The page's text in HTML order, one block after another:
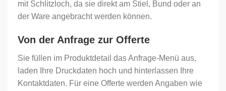
mit Schlitzloch, da sie direkt am Stiel, Bund oder an
der Ware angebracht werden können.
Von der Anfrage zur Offerte
Sie füllen im Produktdetail das Anfrage-Menü aus,
laden Ihre Druckdaten hoch und hinterlassen Ihre
Kontaktdaten. Für eine Offerte werden Angaben wie